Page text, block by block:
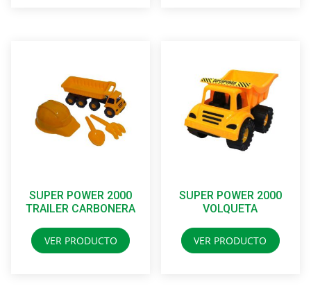
SUPER POWER 2000
TRAILER CARBONERA
VER PRODUCTO
SUPER POWER 2000
VOLQUETA
VER PRODUCTO